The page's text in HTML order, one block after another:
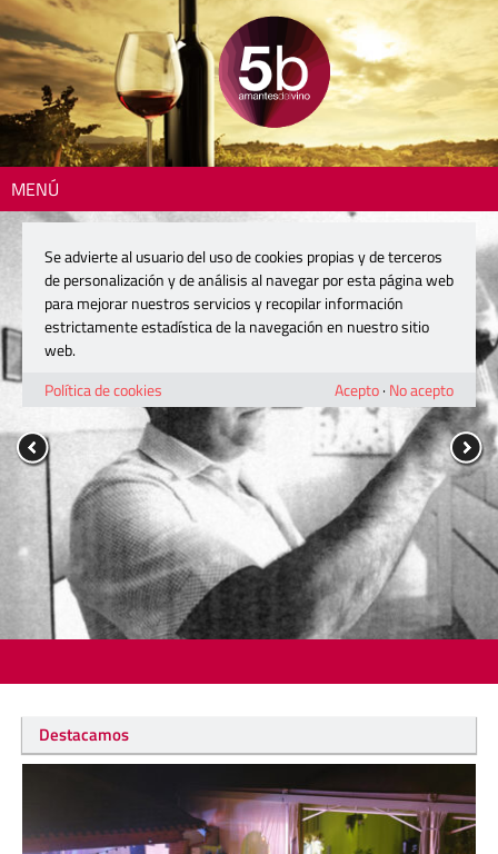
MENÚ
Destacamos
Se advierte al usuario del uso de cookies propias y de terceros
de personalización y de análisis al navegar por esta página web
para mejorar nuestros servicios y recopilar información
estrictamente estadística de la navegación en nuestro sitio
web.
Política de cookies
Acepto· No acepto